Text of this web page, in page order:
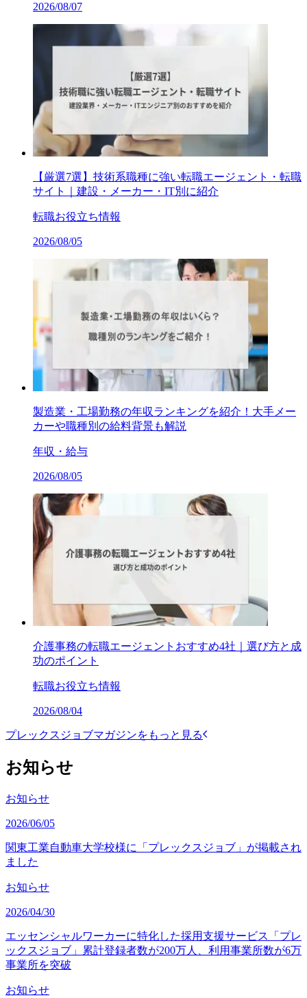
2026/08/07
【厳選7選】技術系職種に強い転職エージェント・転職
サイト｜建設・メーカー・IT別に紹介
転職お役立ち情報
2026/08/05
製造業・工場勤務の年収ランキングを紹介！大手メー
カーや職種別の給料背景も解説
年収・給与
2026/08/05
介護事務の転職エージェントおすすめ4社｜選び方と成
功のポイント
転職お役立ち情報
2026/08/04
プレックスジョブマガジンをもっと見る
お知らせ
お知らせ
2026/06/05
関東工業自動車大学校様に「プレックスジョブ」が掲載され
ました
お知らせ
2026/04/30
エッセンシャルワーカーに特化した採用支援サービス「プレ
ックスジョブ」累計登録者数が200万人、利用事業所数が6万
事業所を突破
お知らせ